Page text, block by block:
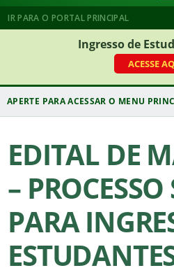
IR PARA O PORTAL PRINCIPAL
Ingresso de
ACESSE
EDITAL DE
–
PARA